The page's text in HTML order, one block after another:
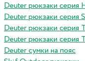
Deuter рюкзаки серия
Deuter рюкзаки серия
Deuter рюкзаки серия
Deuter рюкзаки серия
Deuter сумки на пояс